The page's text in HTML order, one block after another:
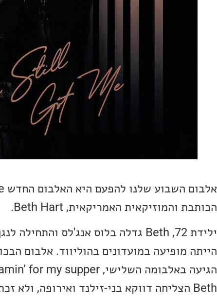
הכותבת והמוזיקאית האמריקאית, Beth Hart.
Beth הצליחה דווקא בני-זילנד ואירופה, ולא זכתה להרבה הערכה בארה“ב.